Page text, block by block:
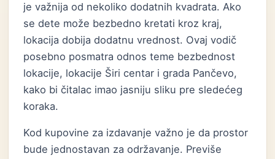
je važnija od nekoliko dodatnih kvadrata. Ako
se dete može bezbedno kretati kroz kraj,
lokacija dobija dodatnu vrednost. Ovaj vodič
posebno posmatra odnos teme bezbednost
lokacije, lokacije Širi centar i grada Pančevo,
kako bi čitalac imao jasniju sliku pre sledećeg
koraka.
Kod kupovine za izdavanje važno je da prostor
bude jednostavan za održavanje. Previše